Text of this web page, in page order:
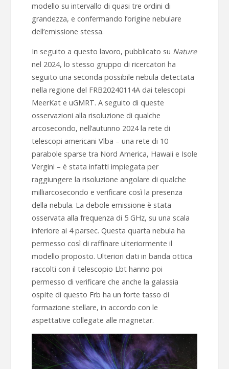
modello su intervallo di quasi tre ordini di
grandezza, e confermando l’origine nebulare
dell’emissione stessa.
In seguito a questo lavoro, pubblicato su Nature
nel 2024, lo stesso gruppo di ricercatori ha
seguito una seconda possibile nebula detectata
nella regione del FRB20240114A dai telescopi
MeerKat e uGMRT. A seguito di queste
osservazioni alla risoluzione di qualche
arcosecondo, nell’autunno 2024 la rete di
telescopi americani Vlba – una rete di 10
parabole sparse tra Nord America, Hawaii e Isole
Vergini – è stata infatti impiegata per
raggiungere la risoluzione angolare di qualche
milliarcosecondo e verificare così la presenza
della nebula. La debole emissione è stata
osservata alla frequenza di 5 GHz, su una scala
inferiore ai 4 parsec. Questa quarta nebula ha
permesso così di raffinare ulteriormente il
modello proposto. Ulteriori dati in banda ottica
raccolti con il telescopio Lbt hanno poi
permesso di verificare che anche la galassia
ospite di questo Frb ha un forte tasso di
formazione stellare, in accordo con le
aspettative collegate alle magnetar.